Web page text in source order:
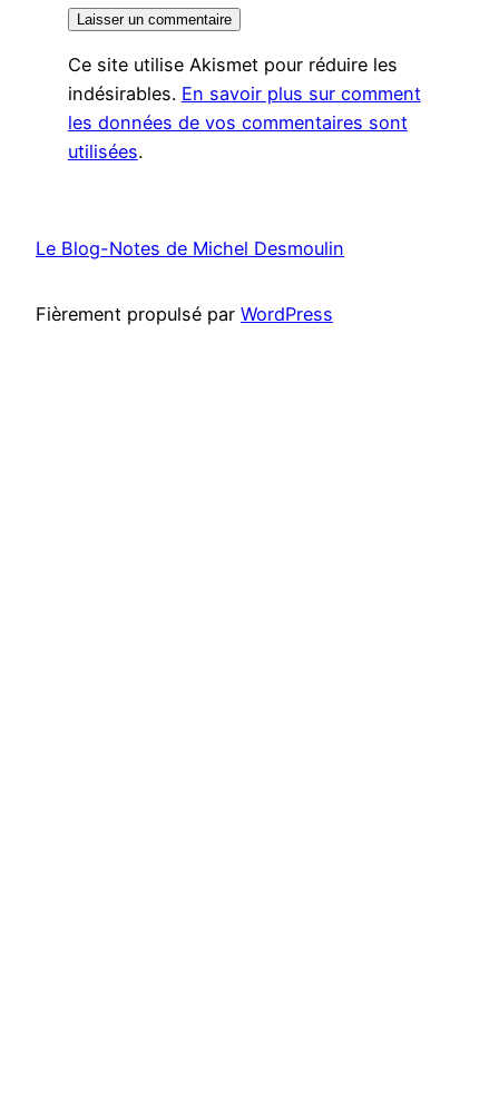
Ce site utilise Akismet pour réduire les
indésirables. En savoir plus sur comment
les données de vos commentaires sont
utilisées.
Le Blog-Notes de Michel Desmoulin
Fièrement propulsé par WordPress